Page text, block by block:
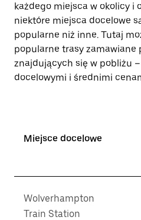
każdego miejsca w okolicy i
niektóre miejsca docelowe
popularne niż inne. Tutaj
popularne trasy zamawiane
znajdujących się w pobliżu
docelowymi i średnimi
Miejsce docelowe
Wolverhampton
Train Station